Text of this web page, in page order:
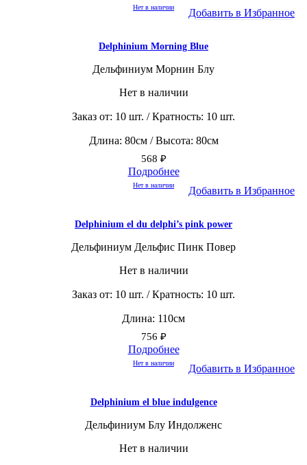
Нет в наличии Добавить в Избранное
Delphinium Morning Blue
Дельфиниум Морнин Блу
Нет в наличии
Заказ от: 10 шт. / Кратность: 10 шт.
Длина: 80см / Высота: 80см
568 ₽
Подробнее
Нет в наличии Добавить в Избранное
Delphinium el du delphi’s pink power
Дельфиниум Дельфис Пинк Повер
Нет в наличии
Заказ от: 10 шт. / Кратность: 10 шт.
Длина: 110см
756 ₽
Подробнее
Нет в наличии Добавить в Избранное
Delphinium el blue indulgence
Дельфиниум Блу Индолженс
Нет в наличии